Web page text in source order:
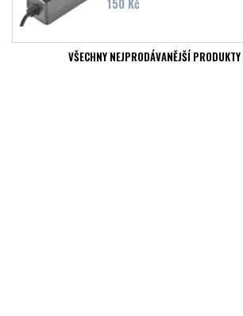
VŠECHNY NEJPRODÁVANĚJŠÍ PRODUKTY